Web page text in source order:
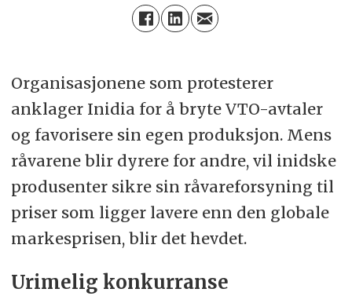
Organisasjonene som protesterer
anklager Inidia for å bryte VTO-avtaler
og favorisere sin egen produksjon. Mens
råvarene blir dyrere for andre, vil inidske
produsenter sikre sin råvareforsyning til
priser som ligger lavere enn den globale
markesprisen, blir det hevdet.
Urimelig konkurranse